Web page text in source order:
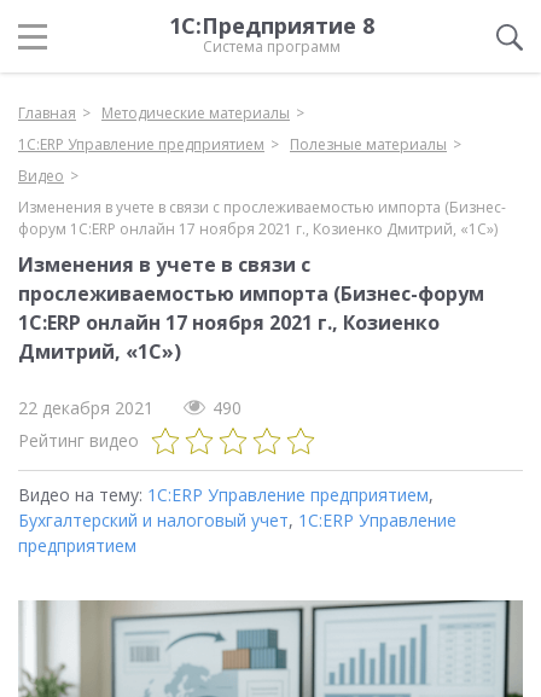
1С:Предприятие 8
Система программ
Главная
Методические материалы
1С:ERP Управление предприятием
Полезные материалы
Видео
Изменения в учете в связи с прослеживаемостью импорта (Бизнес-
форум 1С:ERP онлайн 17 ноября 2021 г., Козиенко Дмитрий, «1С»)
Изменения в учете в связи с
прослеживаемостью импорта (Бизнес-форум
1С:ERP онлайн 17 ноября 2021 г., Козиенко
Дмитрий, «1С»)
22 декабря 2021
490
Рейтинг видео
Видео на тему: 1С:ERP Управление предприятием,
Бухгалтерский и налоговый учет, 1С:ERP Управление
предприятием